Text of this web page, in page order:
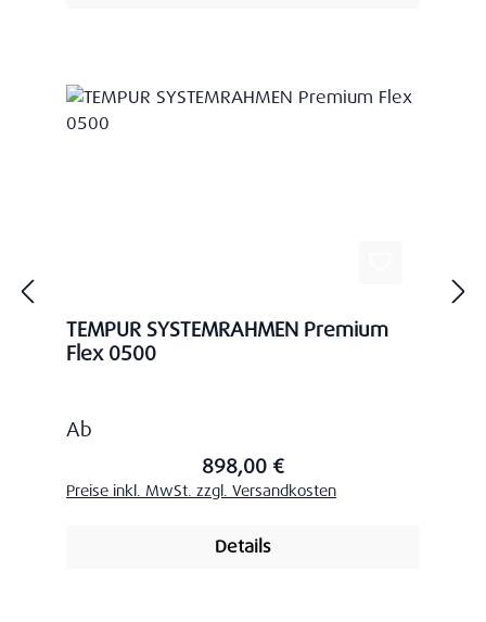
TEMPUR SYSTEMRAHMEN Premium
Flex 0500
Regulärer Preis:
Ab
898,00 €
Preise inkl. MwSt. zzgl. Versandkosten
Details